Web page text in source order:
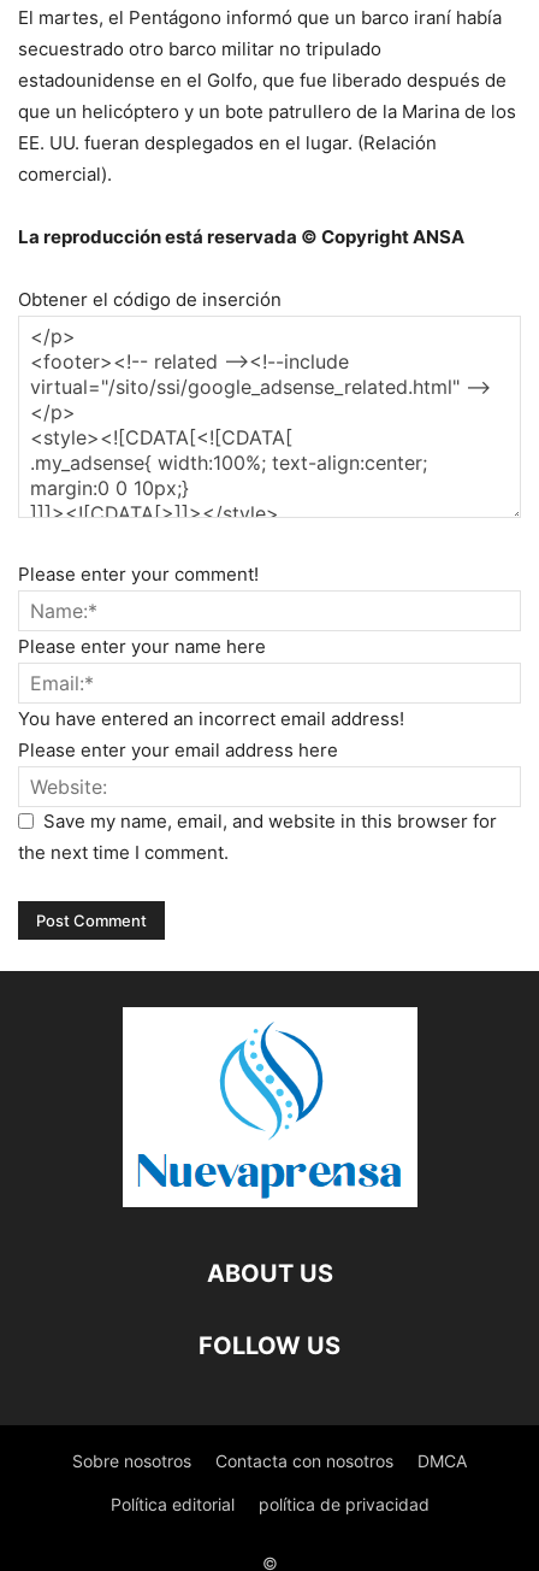
El martes, el Pentágono informó que un barco iraní había
secuestrado otro barco militar no tripulado
estadounidense en el Golfo, que fue liberado después de
que un helicóptero y un bote patrullero de la Marina de los
EE. UU. fueran desplegados en el lugar. (Relación
comercial).
La reproducción está reservada © Copyright ANSA
Obtener el código de inserción
Please enter your comment!
Please enter your name here
You have entered an incorrect email address!
Please enter your email address here
Save my name, email, and website in this browser for
the next time I comment.
ABOUT US
FOLLOW US
Sobre nosotros Contacta con nosotros DMCA
Política editorial política de privacidad
©